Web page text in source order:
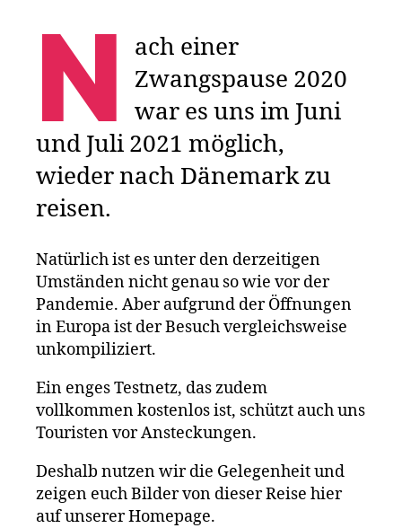
N
ach einer
Zwangspause 2020
war es uns im Juni
und Juli 2021 möglich,
wieder nach Dänemark zu
reisen.
Natürlich ist es unter den derzeitigen
Umständen nicht genau so wie vor der
Pandemie. Aber aufgrund der Öffnungen
in Europa ist der Besuch vergleichsweise
unkompiliziert.
Ein enges Testnetz, das zudem
vollkommen kostenlos ist, schützt auch uns
Touristen vor Ansteckungen.
Deshalb nutzen wir die Gelegenheit und
zeigen euch Bilder von dieser Reise hier
auf unserer Homepage.